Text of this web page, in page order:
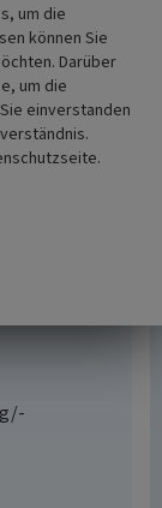
um die
können Sie
Darüber
um die
einverstanden